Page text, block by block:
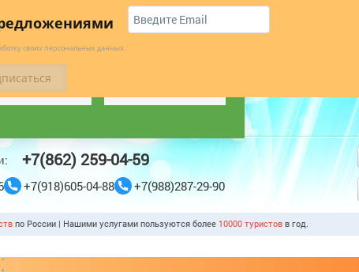
своих персональных данных.
+7(862) 259-04-59
+7(918)605-04-88 +7(988)287-29-90
по России | Нашими услугами пользуются более 10000 туристо од.
ПРЕДЛОЖЕНИЙ С НАШЕЙ